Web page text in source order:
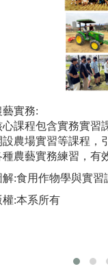
藝實務:
心課程包含實務實習
設農場實習等課程，
種農藝實務練習，有
解:食用作物學與實習
權:本系所有